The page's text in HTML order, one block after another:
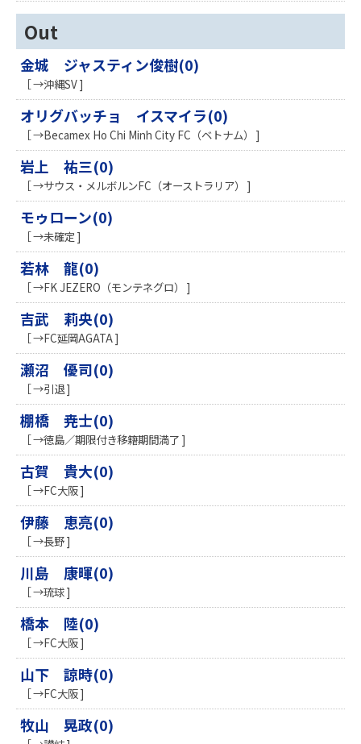
Out
金城 ジャスティン俊樹(0)
［ →沖縄SV ]
オリグバッチョ イスマイラ(0)
［ →Becamex Ho Chi Minh City FC（ベトナム） ]
岩上 祐三(0)
［ →サウス・メルボルンFC（オーストラリア） ]
モゥローン(0)
［ →未確定 ]
若林 龍(0)
［ →FK JEZERO（モンテネグロ） ]
吉武 莉央(0)
［ →FC延岡AGATA ]
瀬沼 優司(0)
［ →引退 ]
棚橋 尭士(0)
［ →徳島／期限付き移籍期間満了 ]
古賀 貴大(0)
［ →FC大阪 ]
伊藤 恵亮(0)
［ →長野 ]
川島 康暉(0)
［ →琉球 ]
橋本 陸(0)
［ →FC大阪 ]
山下 諒時(0)
［ →FC大阪 ]
牧山 晃政(0)